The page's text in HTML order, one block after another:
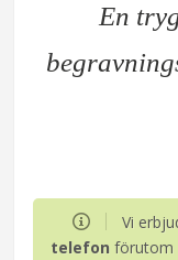
En
Vi
telefon förutom